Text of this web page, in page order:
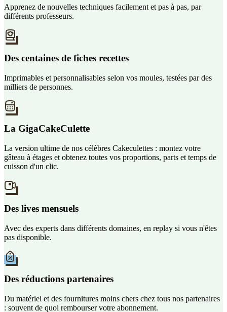
Apprenez de nouvelles techniques facilement et pas à pas, par
différents professeurs.
Des centaines de fiches recettes
Imprimables et personnalisables selon vos moules, testées par des
milliers de personnes.
La GigaCakeCulette
La version ultime de nos célèbres Cakeculettes : montez votre
gâteau à étages et obtenez toutes vos proportions, parts et temps de
cuisson d'un clic.
Des lives mensuels
Avec des experts dans différents domaines, en replay si vous n'êtes
pas disponible.
Des réductions partenaires
Du matériel et des fournitures moins chers chez tous nos partenaires
: souvent de quoi rembourser votre abonnement.